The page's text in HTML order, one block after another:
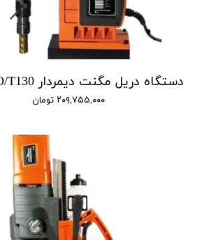
دستگاه دریل مگنت دیمردار AST-PRO/T130
۲۰۹,۷۵۵,۰۰۰ تومان